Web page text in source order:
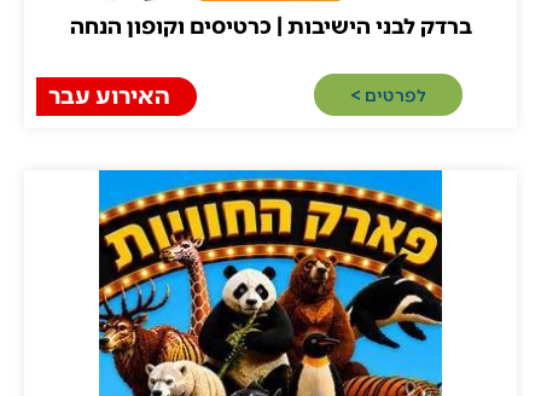
ברדק לבני הישיבות | כרטיסים וקופון הנחה
לפרטים >​ האירוע עבר